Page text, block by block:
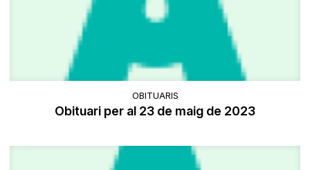
OBITUARIS
Obituari per al 23 de maig de 2023